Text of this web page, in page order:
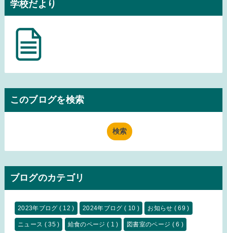
学校だより
このブログを検索
ブログのカテゴリ
2023年ブログ ( 12 ) 2024年ブログ ( 10 ) お知らせ ( 69 )
ニュース ( 35 ) 給食のページ( 1 ) 図書室のページ ( 6 )